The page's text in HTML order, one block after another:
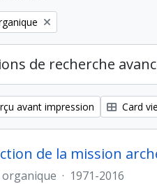
filter:
de recherche
avant impression Card
de la mission
organique · 1971-2016